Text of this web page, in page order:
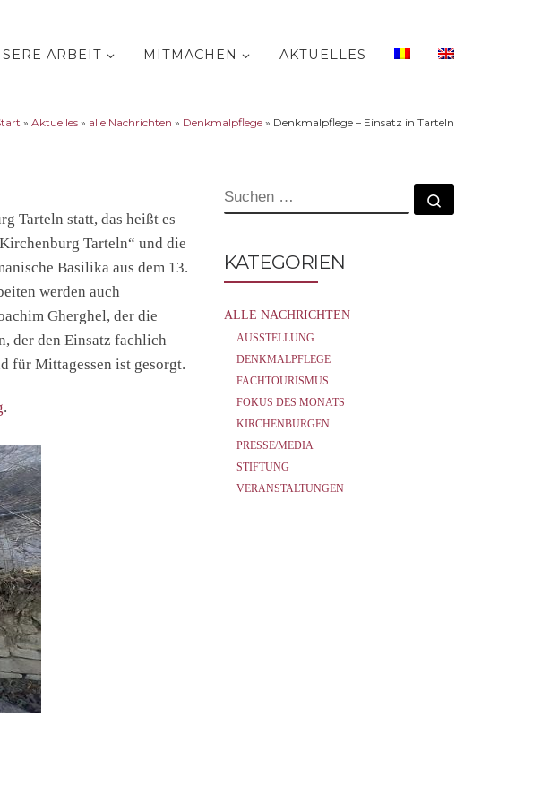
ARBEIT MITMACHEN AKTUELLES
» Aktuelles » alle Nachrichten » Denkmalpflege » Denkmalpflege – Einsatz in Tarteln
Tarteln statt, das heißt es
Tarteln“ und die
Basilika aus dem 13.
werden auch
Gherghel, der die
der den Einsatz fachlich
für Mittagessen ist gesorgt.
.
SUCHE
KATEGORIEN
ALLE NACHRICHTEN
AUSSTELLUNG
DENKMALPFLEGE
FACHTOURISMUS
FOKUS DES MONATS
KIRCHENBURGEN
PRESSE/MEDIA
STIFTUNG
VERANSTALTUNGEN